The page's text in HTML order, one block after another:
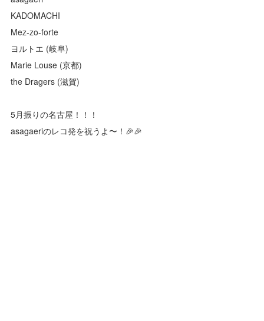
KADOMACHI
Mez-zo-forte
ヨルトエ (岐阜)
Marie Louse (京都)
the Dragers (滋賀)
5月振りの名古屋！！！
asagaeriのレコ発を祝うよ〜！🎉🎉